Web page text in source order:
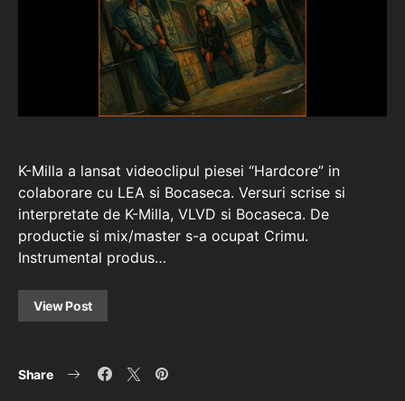
K-Milla a lansat videoclipul piesei “Hardcore” in
colaborare cu LEA si Bocaseca. Versuri scrise si
interpretate de K-Milla, VLVD si Bocaseca. De
productie si mix/master s-a ocupat Crimu.
Instrumental produs…
View Post
Share